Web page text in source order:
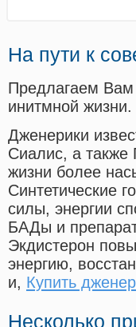
На пути к
Предлагаем Вам
инитмной
Дженерики
Сиалис, а также
жизни более
Синтетические
силы, энергии
БАДы и
Экдистерон
энергию,
и, Купить
Несколько